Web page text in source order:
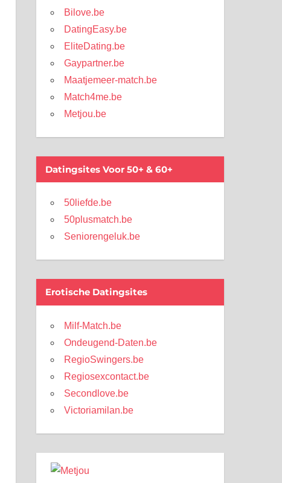
Bilove.be
DatingEasy.be
EliteDating.be
Gaypartner.be
Maatjemeer-match.be
Match4me.be
Metjou.be
Datingsites Voor 50+ & 60+
50liefde.be
50plusmatch.be
Seniorengeluk.be
Erotische Datingsites
Milf-Match.be
Ondeugend-Daten.be
RegioSwingers.be
Regiosexcontact.be
Secondlove.be
Victoriamilan.be